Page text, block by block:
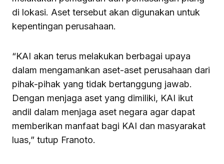
di lokasi. Aset tersebut akan digunakan untuk
kepentingan perusahaan.
“KAI akan terus melakukan berbagai upaya
dalam mengamankan aset-aset perusahaan dari
pihak-pihak yang tidak bertanggung jawab.
Dengan menjaga aset yang dimiliki, KAI ikut
andil dalam menjaga aset negara agar dapat
memberikan manfaat bagi KAI dan masyarakat
luas,” tutup Franoto.